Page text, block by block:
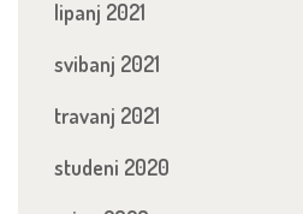
lipanj 2021
svibanj 2021
travanj 2021
studeni 2020